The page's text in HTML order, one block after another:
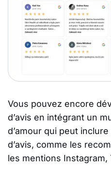
Vous pouvez encore
d’avis en intégrant un
d’amour qui peut
d’avis, comme les
les mentions